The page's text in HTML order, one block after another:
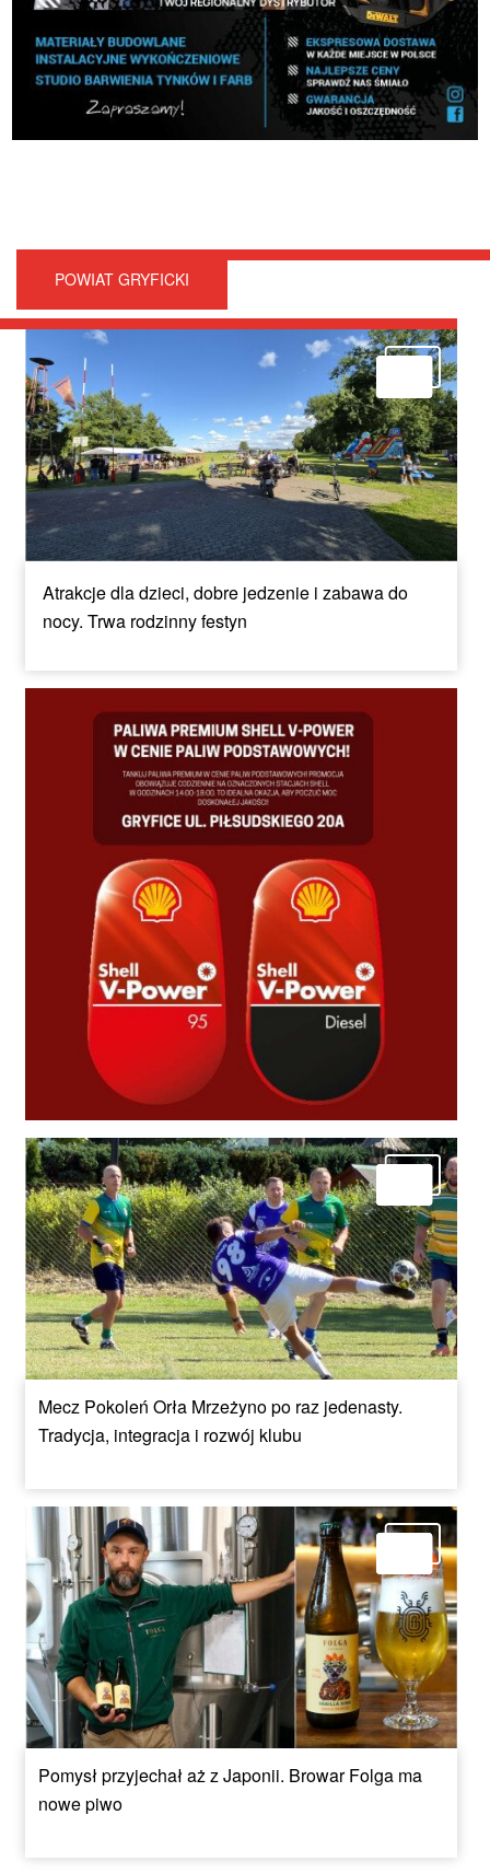
POWIAT GRYFICKI
Atrakcje dla dzieci, dobre jedzenie i zabawa do
nocy. Trwa rodzinny festyn
Mecz Pokoleń Orła Mrzeżyno po raz jedenasty.
Tradycja, integracja i rozwój klubu
Pomysł przyjechał aż z Japonii. Browar Folga ma
nowe piwo